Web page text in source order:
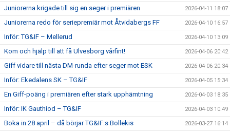
Juniorerna krigade till sig en seger i premiären 2026-04-11 18:07
Juniorerna redo för seriepremiär mot Åtvidabergs FF 2026-04-10 16:57
Inför: TG&IF – Mellerud 2026-04-10 13:09
Kom och hjälp till att få Ulvesborg vårfint! 2026-04-06 20:42
Giff vidare till nästa DM-runda efter seger mot ESK 2026-04-06 20:34
Inför: Ekedalens SK – TG&IF 2026-04-05 15:34
En Giff-poäng i premiären efter stark upphämtning 2026-04-03 18:35
Inför: IK Gauthiod – TG&IF 2026-04-03 10:49
Boka in 28 april – då börjar TG&IF:s Bollekis 2026-03-27 16:14